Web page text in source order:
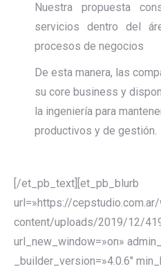
Nuestra propuesta
servicios dentro del
procesos de negocios
De esta manera, las
su core business y
la ingeniería para
productivos y de gestión.
[/et_pb_text][et_pb_blurb
url=»https://
content/uploads/2019/12/
url_new_window=»on»
_builder_version=»4.0.6″